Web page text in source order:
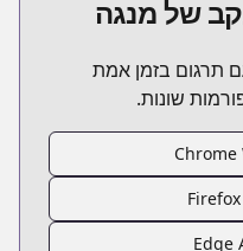
של מנגה
תרגום בזמן אמת
שונות.
Chrome
Edge